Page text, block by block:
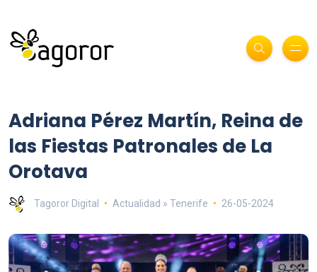
Adriana Pérez Martín, Reina de
las Fiestas Patronales de La
Orotava
Tagoror Digital Actualidad » Tenerife 26-05-2024